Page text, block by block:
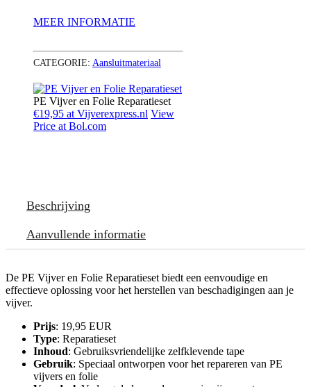
MEER INFORMATIE
CATEGORIE: Aansluitmateriaal
PE Vijver en Folie Reparatieset
€19,95 at Vijverexpress.nl View
Price at Bol.com
Beschrijving
Aanvullende informatie
De PE Vijver en Folie Reparatieset biedt een eenvoudige en
effectieve oplossing voor het herstellen van beschadigingen aan je
vijver.
Prijs: 19,95 EUR
Type: Reparatieset
Inhoud: Gebruiksvriendelijke zelfklevende tape
Gebruik: Speciaal ontworpen voor het repareren van PE
vijvers en folie